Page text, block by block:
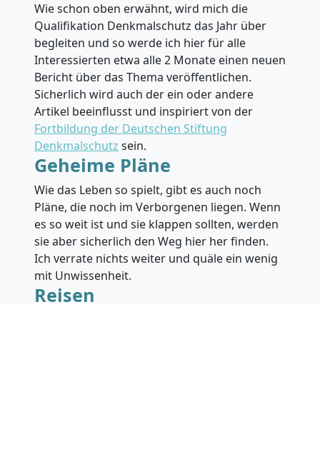
Wie schon oben erwähnt, wird mich die
Qualifikation Denkmalschutz das Jahr über
begleiten und so werde ich hier für alle
Interessierten etwa alle 2 Monate einen neuen
Bericht über das Thema veröffentlichen.
Sicherlich wird auch der ein oder andere
Artikel beeinflusst und inspiriert von der
Fortbildung der Deutschen Stiftung
Denkmalschutz sein.
Geheime Pläne
Wie das Leben so spielt, gibt es auch noch
Pläne, die noch im Verborgenen liegen. Wenn
es so weit ist und sie klappen sollten, werden
sie aber sicherlich den Weg hier her finden.
Ich verrate nichts weiter und quäle ein wenig
mit Unwissenheit.
Reisen